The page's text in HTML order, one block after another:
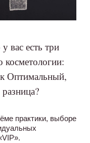
вас есть три
косметологии:
Оптимальный,
практики, выборе